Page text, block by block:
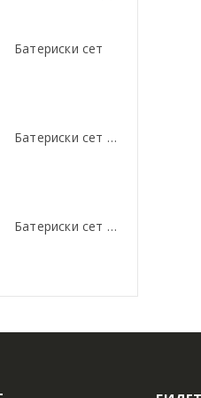
Батериски сет
Батериски сет Брусалица и Бормашина 20V
Батериски сет Ротирачки Чекан и Бормашина 20V